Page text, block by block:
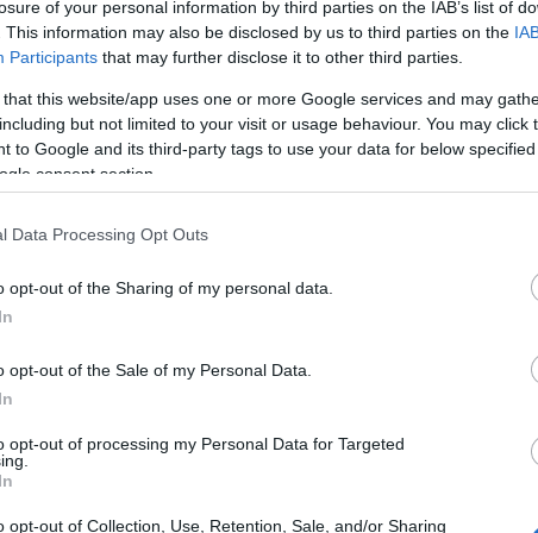
of your personal information by third parties on the IAB’s list of
This information may also be disclosed by us to third parties on the
Participants that may further disclose it to other third parties.
that this website/app uses one or more Google services and may
but not limited to your visit or usage behaviour. You may click
to Google and its third-party tags to use your data for below
consent section.
Data Processing Opt Outs
opt-out of the Sharing of my personal data.
opt-out of the Sale of my Personal Data.
opt-out of processing my Personal Data for Targeted
opt-out of Collection, Use, Retention, Sale, and/or Sharing
στην επεμβατική αυτή μέθοδο που
για την αντιυπερτασική θεραπεία
αριθμό ασθενών, όπως επισημαίνει ο
Τσιούφης , διευθυντής της Α’
Ιπποκράτειο, πρόεδρος της
08:00